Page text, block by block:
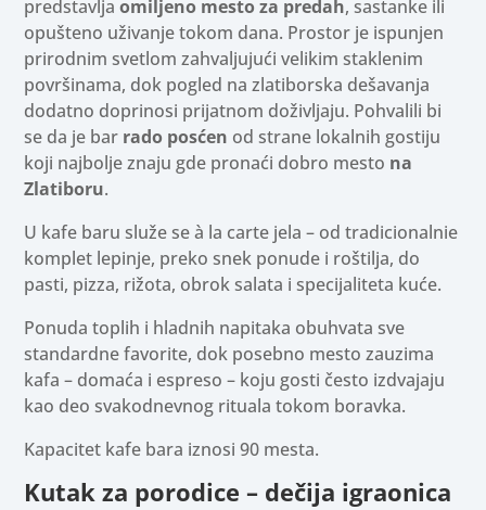
predstavljaomiljeno mesto za predah, sastanke ili
opušteno uživanje tokom dana. Prostor je ispunjen
prirodnim svetlom zahvaljujući velikim staklenim
površinama, dok pogled na zlatiborska dešavanja
dodatno doprinosi prijatnom doživljaju. Pohvalili bi
se da je bar rado posćen od strane lokalnih gostiju
koji najbolje znaju gde pronaći dobro mesto na
Zlatiboru.
U kafe baru služe se à la carte jela – od tradicionalnie
komplet lepinje, preko snek ponude i roštilja, do
pasti, pizza, rižota, obrok salata i specijaliteta kuće.
Ponuda toplih i hladnih napitaka obuhvata sve
standardne favorite, dok posebno mesto zauzima
kafa – domaća i espreso – koju gosti često izdvajaju
kao deo svakodnevnog rituala tokom boravka.
Kapacitet kafe bara iznosi 90 mesta.
Kutak za porodice – dečija igraonica